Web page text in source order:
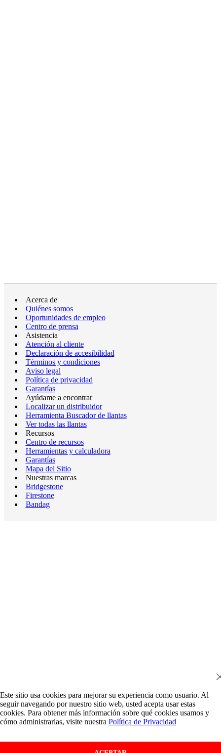
Acerca de
Quiénes somos
Oportunidades de empleo
Centro de prensa
Asistencia
Atención al cliente
Declaración de accesibilidad
Términos y condiciones
Aviso legal
Política de privacidad
Garantías
Ayúdame a encontrar
Localizar un distribuidor
Herramienta Buscador de llantas
Ver todas las llantas
Recursos
Centro de recursos
Herramientas y calculadora
Garantías
Mapa del Sitio
Nuestras marcas
Bridgestone
Firestone
Bandag
Este sitio usa cookies para mejorar su experiencia como usuario. Al
seguir navegando por nuestro sitio web, usted acepta usar estas
cookies. Para obtener más información sobre qué cookies usamos y
cómo administrarlas, visite nuestra Política de Privacidad